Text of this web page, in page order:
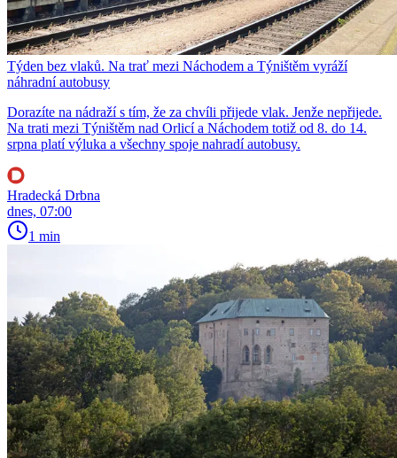
Týden bez vlaků. Na trať mezi Náchodem a Týništěm vyráží
náhradní autobusy
Dorazíte na nádraží s tím, že za chvíli přijede vlak. Jenže nepřijede.
Na trati mezi Týništěm nad Orlicí a Náchodem totiž od 8. do 14.
srpna platí výluka a všechny spoje nahradí autobusy.
Hradecká Drbna
dnes, 07:00
1 min